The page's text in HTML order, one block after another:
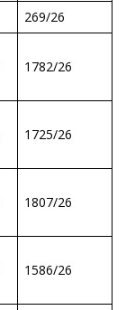
269/26
1782/26
1725/26
1807/26
1586/26